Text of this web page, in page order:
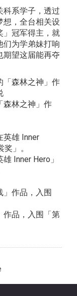
科系学子，透过
想，全台相关设
」冠军得主，就
们为学弟妹打响
期望这届能再夺
森林之神」作
Inner Hero」
作品，入围「第